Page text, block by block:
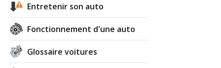
Entretenir son auto
Fonctionnement d'une auto
Glossaire voitures